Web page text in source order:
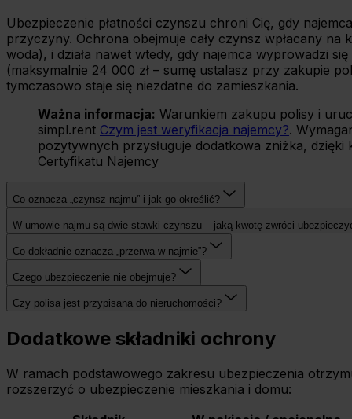
Ubezpieczenie płatności czynszu chroni Cię, gdy
przyczyny. Ochrona obejmuje cały czynsz wpłacany
woda), i działa nawet wtedy, gdy najemca wyprowadzi
(maksymalnie 24 000 zł – sumę ustalasz przy zakupie
tymczasowo staje się niezdatne do zamieszkania.
Ważna informacja: Warunkiem zakupu polisy i
simpl.rent Czym jest weryfikacja najemcy?.
pozytywnych przysługuje dodatkowa zniżka,
Certyfikatu Najemcy
Co oznacza „czynsz najmu” i jak go określić?
W umowie najmu są dwie stawki czynszu – jaką kwotę zwróci
Co dokładnie oznacza „przerwa w najmie”?
Czego ubezpieczenie nie obejmuje?
Czy polisa jest przypisana do nieruchomości?
Dodatkowe składniki ochrony
W ramach podstawowego zakresu ubezpieczenia
rozszerzyć o ubezpieczenie mieszkania i domu: